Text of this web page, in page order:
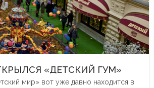
«ДЕТСКИЙ ГУМ»
мир» вот уже давно находится в